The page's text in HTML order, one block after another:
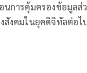
นการคุ้มครองข้อมูล
สังคมในยุคดิจิทัลต่อไ